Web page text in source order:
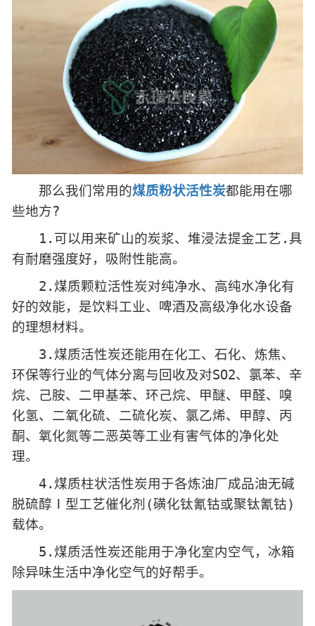
那么我们常用的煤质粉状活性炭都能用在哪
些地方?
1.可以用来矿山的炭浆、堆浸法提金工艺.具
有耐磨强度好，吸附性能高。
2.煤质颗粒活性炭对纯净水、高纯水净化有
好的效能，是饮料工业、啤酒及高级净化水设备
的理想材料。
3.煤质活性炭还能用在化工、石化、炼焦、
环保等行业的气体分离与回收及对SO2、氯苯、辛
烷、己胺、二甲基苯、环己烷、甲醚、甲醛、嗅
化氢、二氧化硫、二硫化炭、氯乙烯、甲醇、丙
酮、氧化氮等二恶英等工业有害气体的净化处
理。
4.煤质柱状活性炭用于各炼油厂成品油无碱
脱硫醇Ⅰ型工艺催化剂(磺化钛氰钴或聚钛氰钴)
载体。
5.煤质活性炭还能用于净化室内空气，冰箱
除异味生活中净化空气的好帮手。